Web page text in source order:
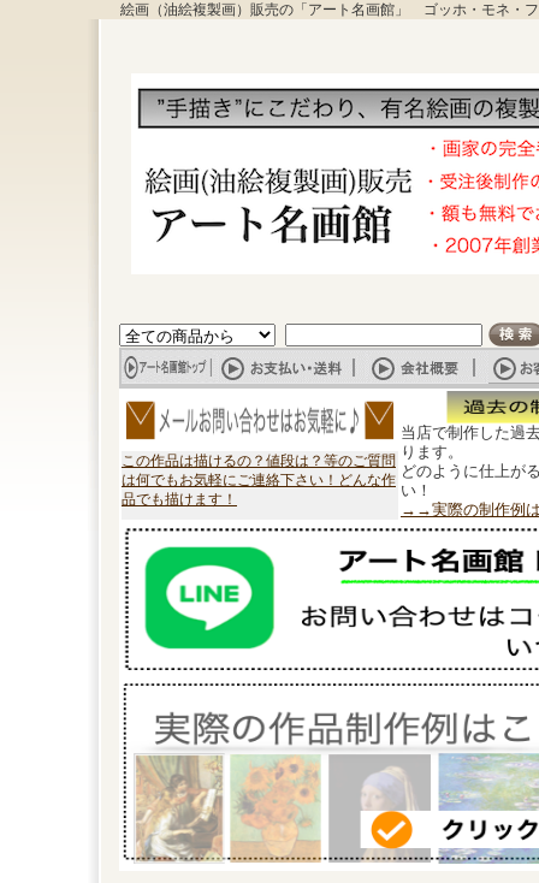
絵画（油絵複製画）販売の「アート名画館」 ゴッホ・モネ・
この作品は描けるの？値段は？等のご質問
は何でもお気軽にご連絡下さい！どんな作
品でも描けます！
当店で制作した過
ります。
どのように仕上が
い！
→→実際の制作例